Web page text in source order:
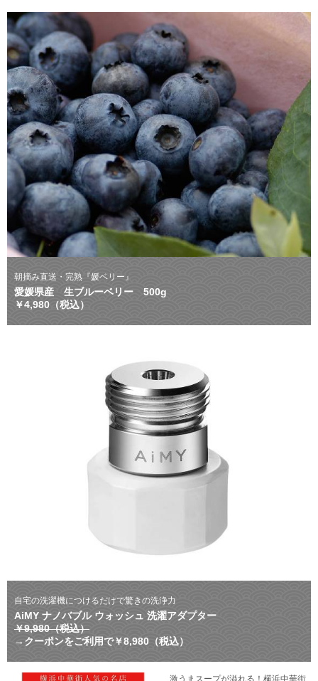
朝摘み直送・完熟『媛ベリー』
愛媛県産 生ブルーベリー 500g
￥4,980（税込）
自宅の洗濯機につけるだけで驚きの洗浄力
AiMY ナノバブル ウォッシュ 洗濯アダプター
￥9,980（税込）
→クーポンをご利用で￥8,980（税込）
激うまスープが溢れる！横浜中華街